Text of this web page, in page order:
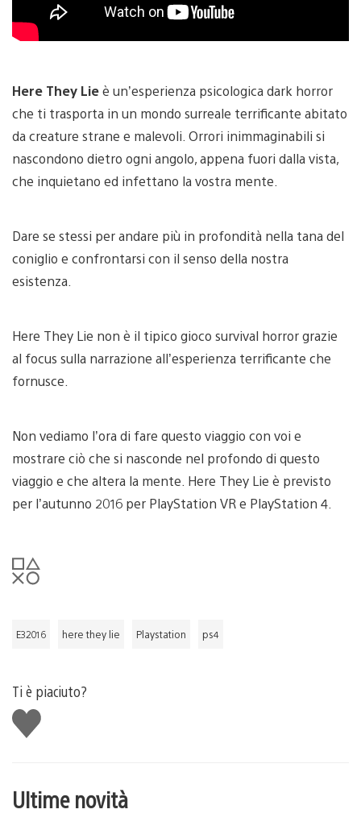
Here They Lieè un’esperienza psicologica dark horror
che ti trasporta in un mondo surreale terrificante abitato
da creature strane e malevoli. Orrori inimmaginabili si
nascondono dietro ogni angolo, appena fuori dalla vista,
che inquietano ed infettano la vostra mente.
Dare se stessi per andare più in profondità nella tana del
coniglio e confrontarsi con il senso della nostra
esistenza.
Here They Lie non è il tipico gioco survival horror grazie
al focus sulla narrazione all’esperienza terrificante che
fornusce.
Non vediamo l’ora di fare questo viaggio con voi e
mostrare ciò che si nasconde nel profondo di questo
viaggio e che altera la mente. Here They Lie è previsto
per l’autunno 2016 per PlayStation VR e PlayStation 4.
E32016 here they lie Playstation ps4
Ti è piaciuto?
Mi
piace
Ultime novità